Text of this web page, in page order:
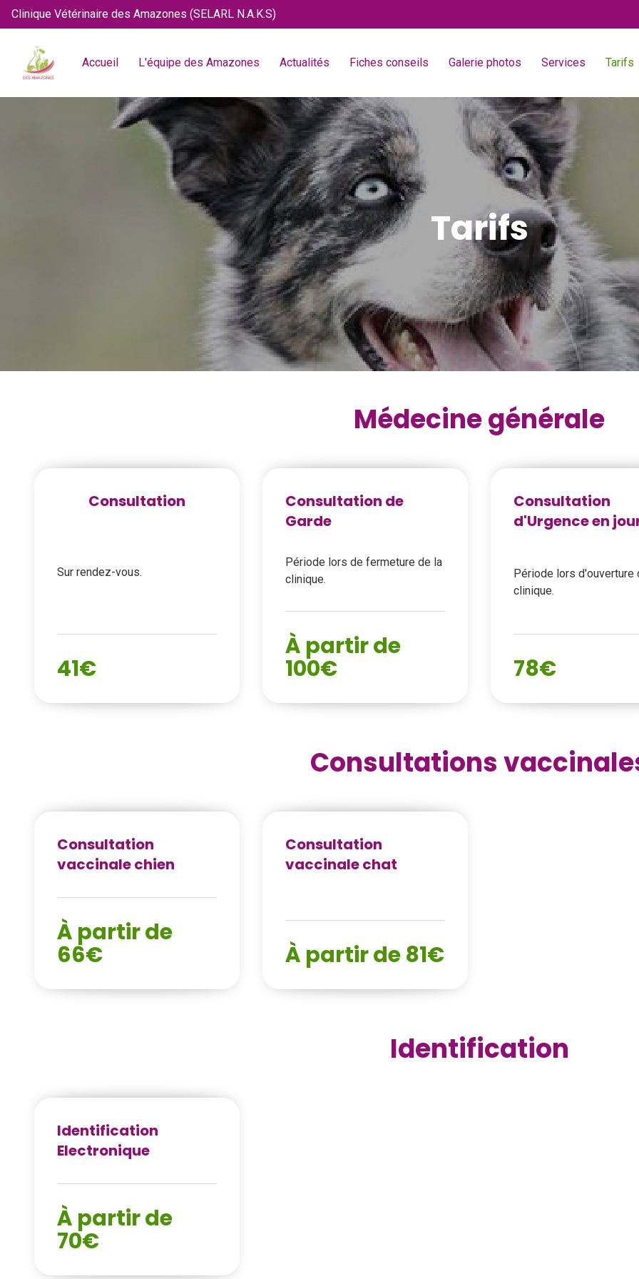
Clinique Vétérinaire des Amazones (SELARL N.A.K.S)
Accueil L'équipe des Amazones Actualités Fiches conseils Galerie photos Services Tarifs
Tarifs
Médecine générale
Consultation
Sur rendez-vous.
41€
Consultation de
Garde
Période lors de fermeture de la
clinique.
À partir de
100€
Consultation
d'Urgence en
Période lors d'ouverture
clinique.
78€
Consultations
Consultation
vaccinale chien
À partir de
66€
Consultation
vaccinale chat
À partir de 81€
Identification
Identification
Electronique
À partir de
70€